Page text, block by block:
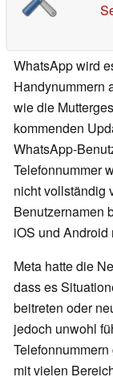
WhatsApp wird
Handynummern
wie die
kommenden
WhatsApp-
Telefonnummer
nicht vollständig
Benutzernamen
iOS und Android
Meta hatte die
dass es
beitreten oder
jedoch unwohl
mit vielen